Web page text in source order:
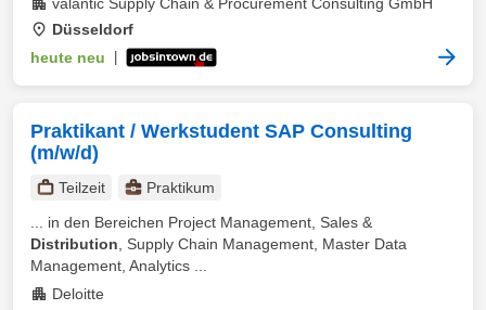
Düsseldorf
heute neu
Praktikant / Werkstudent SAP Consulting
(m/w/d)
Teilzeit
Praktikum
... in den Bereichen Project Management, Sales &
Distribution , Supply Chain Management, Master Data
Management, Analytics ...
Deloitte